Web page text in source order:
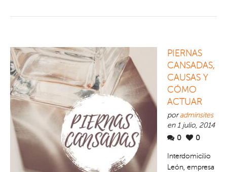
PIERNAS
CANSADAS,
CAUSAS Y
CÓMO
ACTUAR
poradminsites
en 1 julio, 2014
0
0
Interdomicilio
León, empresa